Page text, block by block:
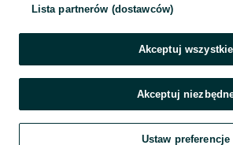
Lista partnerów (dostawców)
Akceptuj wszystkie
Akceptuj
Ustaw preferencje